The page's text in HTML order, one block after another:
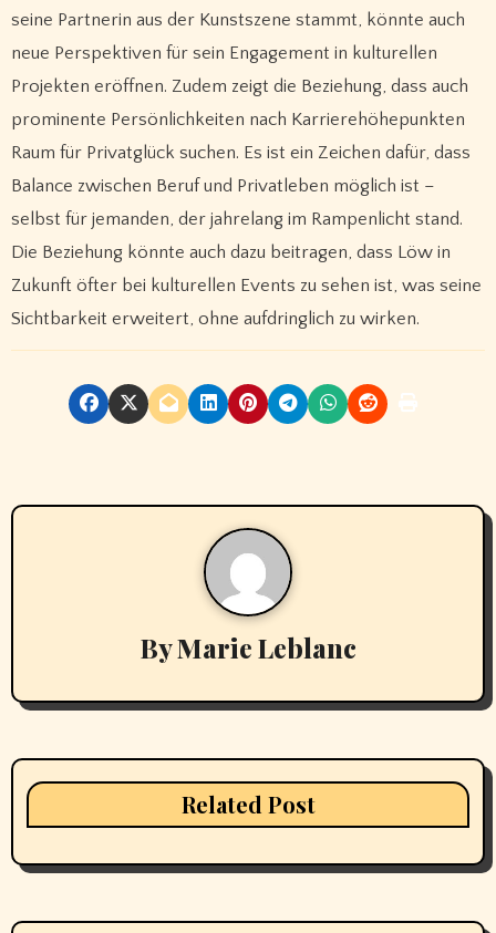
seine Partnerin aus der Kunstszene stammt, könnte auch
neue Perspektiven für sein Engagement in kulturellen
Projekten eröffnen. Zudem zeigt die Beziehung, dass auch
prominente Persönlichkeiten nach Karrierehöhepunkten
Raum für Privatglück suchen. Es ist ein Zeichen dafür, dass
Balance zwischen Beruf und Privatleben möglich ist –
selbst für jemanden, der jahrelang im Rampenlicht stand.
Die Beziehung könnte auch dazu beitragen, dass Löw in
Zukunft öfter bei kulturellen Events zu sehen ist, was seine
Sichtbarkeit erweitert, ohne aufdringlich zu wirken.
ByMarie Leblanc
Related Post